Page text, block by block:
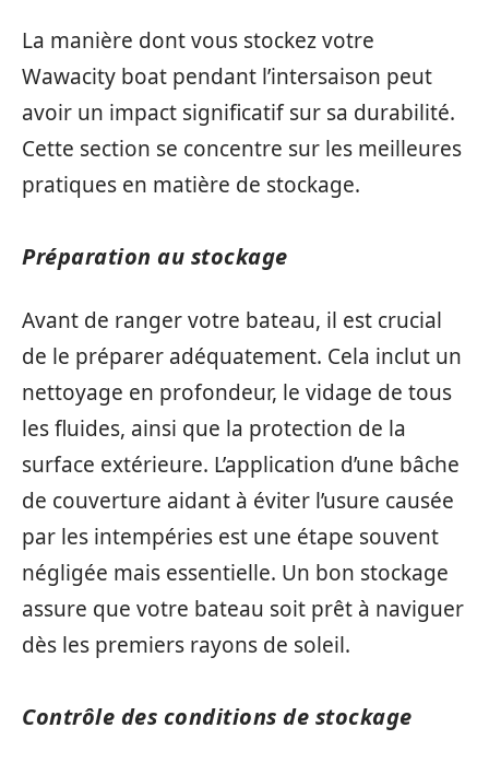
La manière dont vous stockez votre
Wawacity boat pendant l’intersaison peut
avoir un impact significatif sur sa durabilité.
Cette section se concentre sur les meilleures
pratiques en matière de stockage.
Préparation au stockage
Avant de ranger votre bateau, il est crucial
de le préparer adéquatement. Cela inclut un
nettoyage en profondeur, le vidage de tous
les fluides, ainsi que la protection de la
surface extérieure. L’application d’une bâche
de couverture aidant à éviter l’usure causée
par les intempéries est une étape souvent
négligée mais essentielle. Un bon stockage
assure que votre bateau soit prêt à naviguer
dès les premiers rayons de soleil.
Contrôle des conditions de stockage